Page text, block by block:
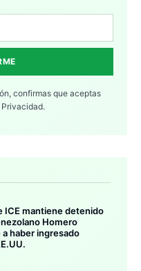
confirmas que aceptas
ICE mantiene detenido
Homero
haber ingresado